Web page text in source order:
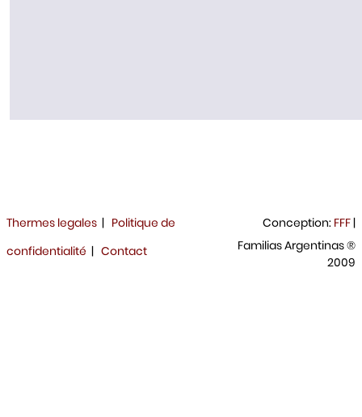
Thermes legales | Politique de
confidentialité | Contact
Conception: FFF|
Familias Argentinas ®
2009